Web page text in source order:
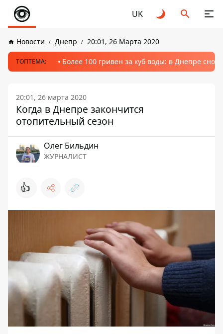
UK
Новости Днепр 20:01, 26 Марта 2020
ТОПТЕМА: Более 100 гривен за куб воды: в Днепре
20:01, 26 марта 2020
Когда в Днепре закончится
отопительный сезон
Олег Бильдин
ЖУРНАЛИСТ
👍